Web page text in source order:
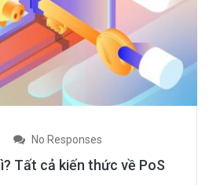
No Responses
Tất cả kiến thức về PoS